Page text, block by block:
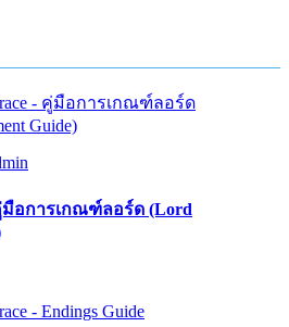
มือการเกณฑ์ลอร์ด (Lord